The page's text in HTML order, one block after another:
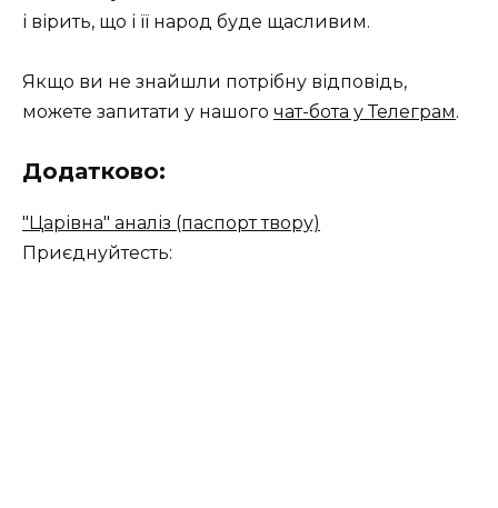
і вірить, що і її народ буде щасливим.
Якщо ви не знайшли потрібну відповідь,
можете запитати у нашого чат-бота у Телеграм.
Додатково:
"Царівна" аналіз (паспорт твору)
Приєднуйтесть: